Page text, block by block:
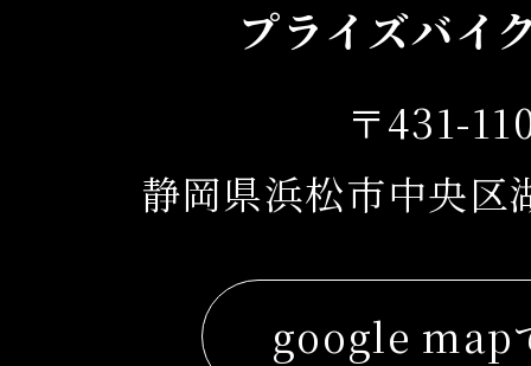
プライズバイ
〒431-
静岡県浜松市中央
google map